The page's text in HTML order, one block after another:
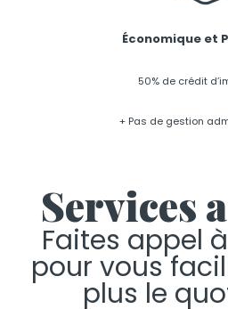
Économique et
50% de crédit
+ Pas de gestion
Services
Faites appel
pour vous
plus le